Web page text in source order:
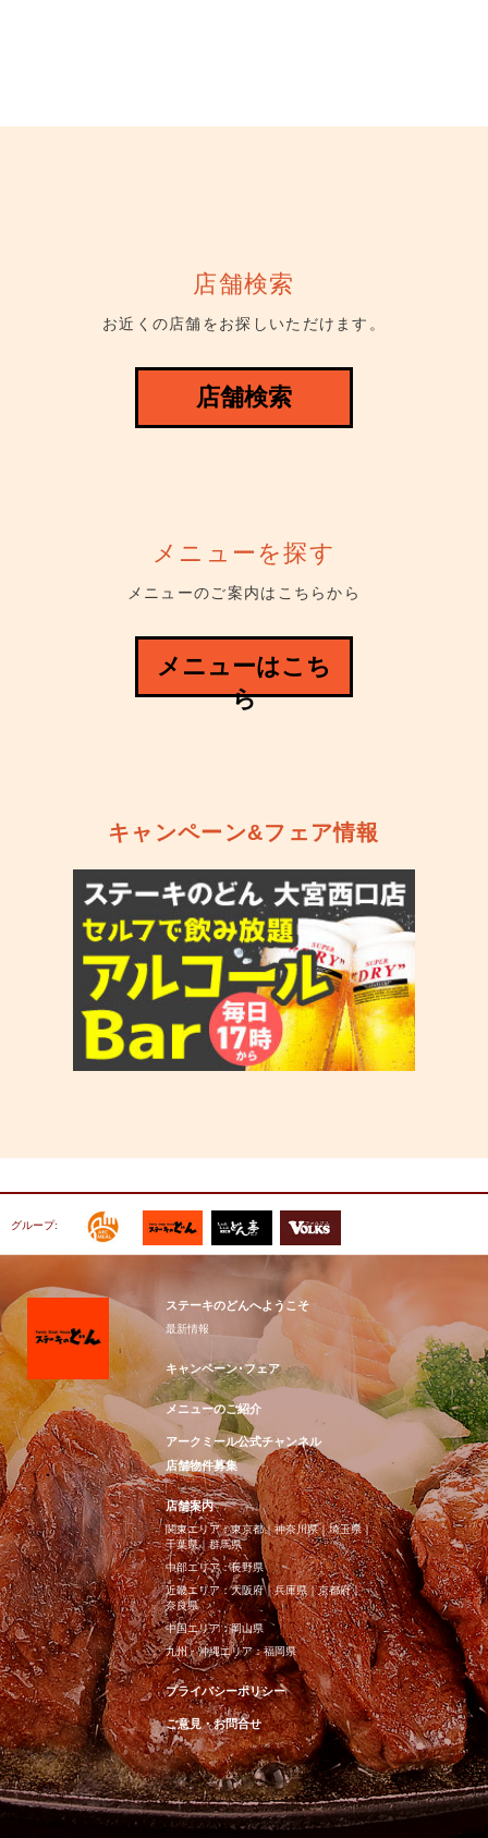
店舗検索
お近くの店舗をお探しいただけます。
店舗検索
メニューを探す
メニューのご案内はこちらから
メニューはこち
ら
キャンペーン&フェア情報
グループ:
ステーキのどんへようこそ
最新情報
キャンペーン･フェア
メニューのご紹介
アークミール公式チャンネル
店舗物件募集
店舗案内
関東エリア：東京都｜神奈川県｜埼玉県｜
千葉県｜群馬県
中部エリア：長野県
近畿エリア：大阪府｜兵庫県｜京都府｜
奈良県
中国エリア：岡山県
九州・沖縄エリア：福岡県
プライバシーポリシー
ご意見・お問合せ